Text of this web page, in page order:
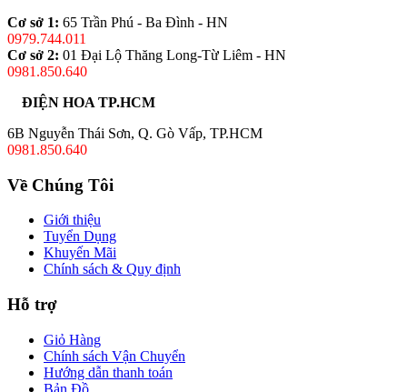
Cơ sở 1: 65 Trần Phú - Ba Đình - HN
0979.744.011
Cơ sở 2: 01 Đại Lộ Thăng Long-Từ Liêm - HN
0981.850.640
ĐIỆN HOA TP.HCM
6B Nguyễn Thái Sơn, Q. Gò Vấp, TP.HCM
0981.850.640
Về Chúng Tôi
Giới thiệu
Tuyển Dụng
Khuyến Mãi
Chính sách & Quy định
Hỗ trợ
Giỏ Hàng
Chính sách Vận Chuyển
Hướng dẫn thanh toán
Bản Đồ